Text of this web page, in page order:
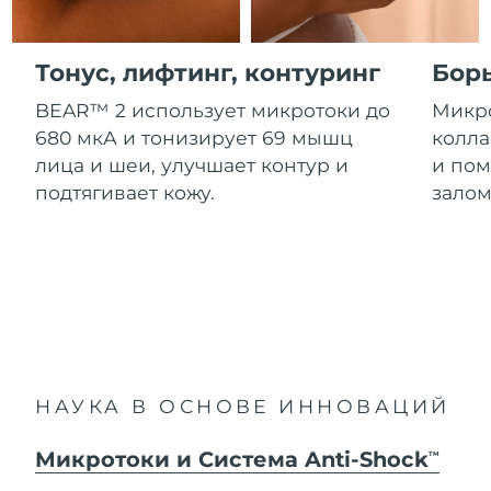
Тонус, лифтинг, контуринг
BEAR™ 2 использует микротоки до
680 мкА и тонизирует 69 мышц
лица и шеи, улучшает контур и
подтягивает кожу.
и
НАУКА В ОСНОВЕ ИННОВАЦИЙ
Микротоки и Система Anti-ShockTM
Косметика Для мужчин
Купить
Гибралтар
Ожидаемая дата доставки
Греция
Ожидаемая дата доставки
Гонконг (САР)
Ожидаемая дата доставки
8/12/26
Ирландия
Ожидаемая дата доставки
Ожидаемая дата доставки